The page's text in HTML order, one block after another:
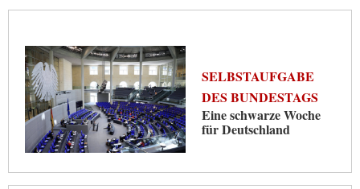
SELBSTAUFGABE
DES BUNDESTAGS
Eine schwarze Woche
für Deutschland